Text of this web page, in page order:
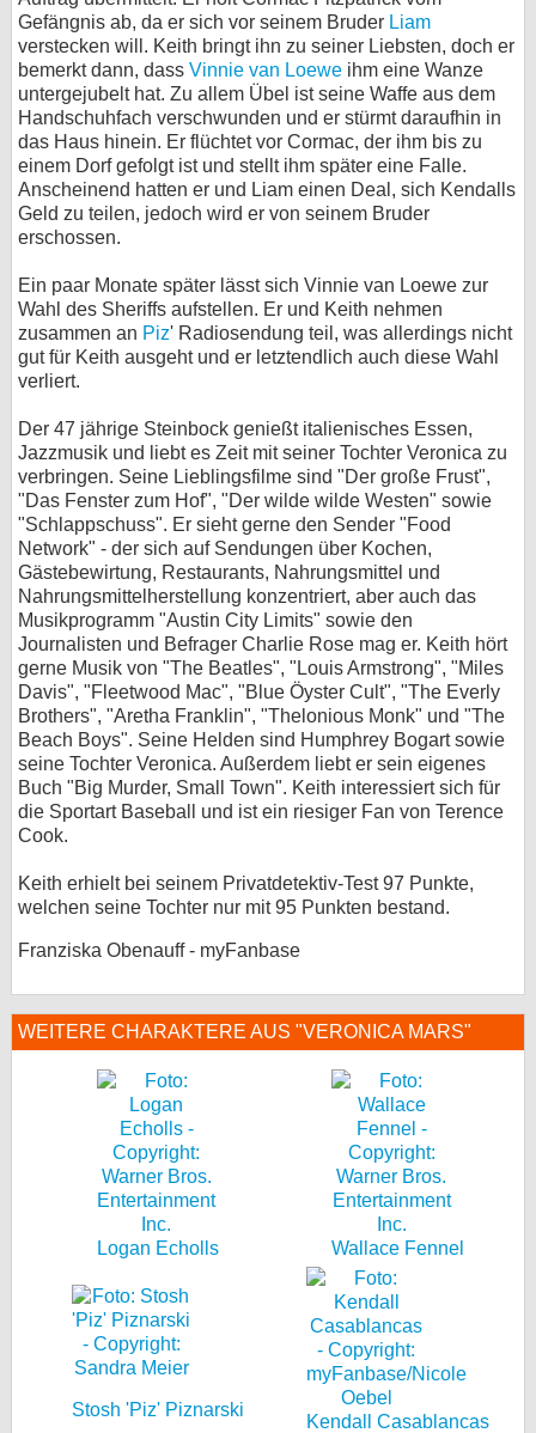
Gefängnis ab, da er sich vor seinem Bruder Liam
verstecken will. Keith bringt ihn zu seiner Liebsten, doch er
bemerkt dann, dass Vinnie van Loewe ihm eine Wanze
untergejubelt hat. Zu allem Übel ist seine Waffe aus dem
Handschuhfach verschwunden und er stürmt daraufhin in
das Haus hinein. Er flüchtet vor Cormac, der ihm bis zu
einem Dorf gefolgt ist und stellt ihm später eine Falle.
Anscheinend hatten er und Liam einen Deal, sich Kendalls
Geld zu teilen, jedoch wird er von seinem Bruder
erschossen.
Ein paar Monate später lässt sich Vinnie van Loewe zur
Wahl des Sheriffs aufstellen. Er und Keith nehmen
zusammen an Piz' Radiosendung teil, was allerdings nicht
gut für Keith ausgeht und er letztendlich auch diese Wahl
verliert.
Der 47 jährige Steinbock genießt italienisches Essen,
Jazzmusik und liebt es Zeit mit seiner Tochter Veronica zu
verbringen. Seine Lieblingsfilme sind "Der große Frust",
"Das Fenster zum Hof", "Der wilde wilde Westen" sowie
"Schlappschuss". Er sieht gerne den Sender "Food
Network" - der sich auf Sendungen über Kochen,
Gästebewirtung, Restaurants, Nahrungsmittel und
Nahrungsmittelherstellung konzentriert, aber auch das
Musikprogramm "Austin City Limits" sowie den
Journalisten und Befrager Charlie Rose mag er. Keith hört
gerne Musik von "The Beatles", "Louis Armstrong", "Miles
Davis", "Fleetwood Mac", "Blue Öyster Cult", "The Everly
Brothers", "Aretha Franklin", "Thelonious Monk" und "The
Beach Boys". Seine Helden sind Humphrey Bogart sowie
seine Tochter Veronica. Außerdem liebt er sein eigenes
Buch "Big Murder, Small Town". Keith interessiert sich für
die Sportart Baseball und ist ein riesiger Fan von Terence
Cook.
Keith erhielt bei seinem Privatdetektiv-Test 97 Punkte,
welchen seine Tochter nur mit 95 Punkten bestand.
Franziska Obenauff - myFanbase
WEITERE CHARAKTERE AUS "VERONICA MARS"
Logan Echolls Wallace Fennel
Stosh 'Piz' Piznarski
Kendall Casablancas